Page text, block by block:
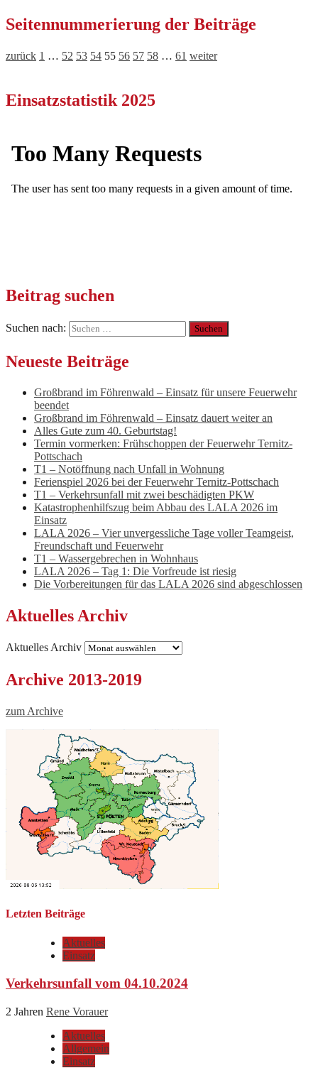
Seitennummerierung der Beiträge
zurück 1 … 52 53 54 55 56 57 58 … 61 weiter
Einsatzstatistik 2025
Beitrag suchen
Suchen nach:
Neueste Beiträge
Großbrand im Föhrenwald – Einsatz für unsere Feuerwehr
beendet
Großbrand im Föhrenwald – Einsatz dauert weiter an
Alles Gute zum 40. Geburtstag!
Termin vormerken: Frühschoppen der Feuerwehr Ternitz-
Pottschach
T1 – Notöffnung nach Unfall in Wohnung
Ferienspiel 2026 bei der Feuerwehr Ternitz-Pottschach
T1 – Verkehrsunfall mit zwei beschädigten PKW
Katastrophenhilfszug beim Abbau des LALA 2026 im
Einsatz
LALA 2026 – Vier unvergessliche Tage voller Teamgeist,
Freundschaft und Feuerwehr
T1 – Wassergebrechen in Wohnhaus
LALA 2026 – Tag 1: Die Vorfreude ist riesig
Die Vorbereitungen für das LALA 2026 sind abgeschlossen
Aktuelles Archiv
Aktuelles Archiv
Archive 2013-2019
zum Archive
Letzten Beiträge
Aktuelles
Einsatz
Verkehrsunfall vom 04.10.2024
2 Jahren Rene Vorauer
Aktuelles
Allgemein
Einsatz